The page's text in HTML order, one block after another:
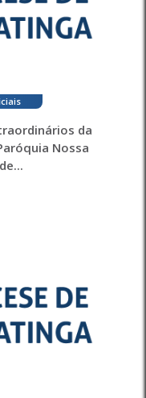
da
Nossa